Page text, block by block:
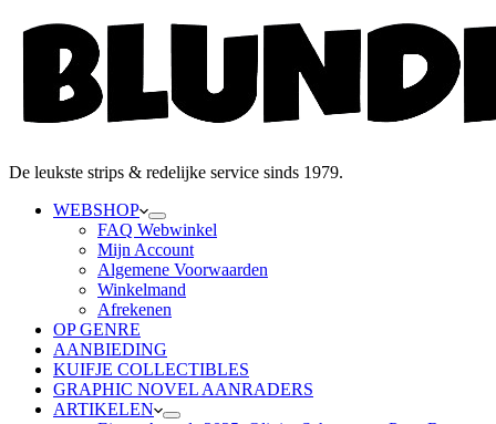
De leukste strips & redelijke service sinds 1979.
WEBSHOP
FAQ Webwinkel
Mijn Account
Algemene Voorwaarden
Winkelmand
Afrekenen
OP GENRE
AANBIEDING
KUIFJE COLLECTIBLES
GRAPHIC NOVEL AANRADERS
ARTIKELEN